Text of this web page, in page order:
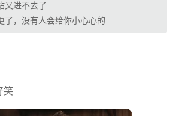
又进不去了
了，没有人会给你小心心的
笑